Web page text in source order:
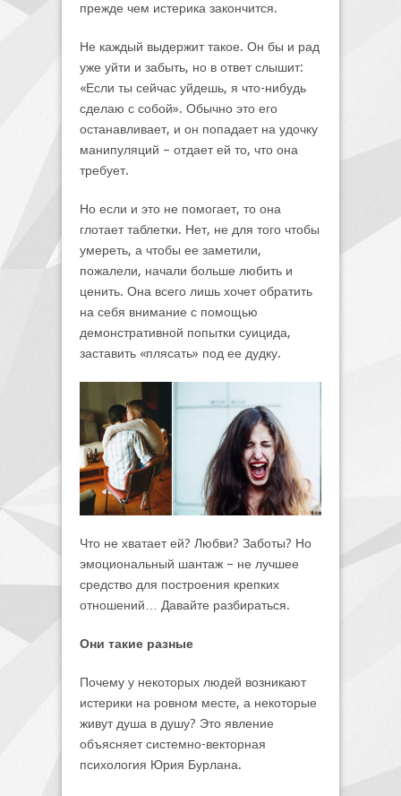
прежде чем истерика закончится.
Не каждый выдержит такое. Он бы и рад
уже уйти и забыть, но в ответ слышит:
«Если ты сейчас уйдешь, я что-нибудь
сделаю с собой». Обычно это его
останавливает, и он попадает на удочку
манипуляций – отдает ей то, что она
требует.
Но если и это не помогает, то она
глотает таблетки. Нет, не для того чтобы
умереть, а чтобы ее заметили,
пожалели, начали больше любить и
ценить. Она всего лишь хочет обратить
на себя внимание с помощью
демонстративной попытки суицида,
заставить «плясать» под ее дудку.
Что не хватает ей? Любви? Заботы? Но
эмоциональный шантаж – не лучшее
средство для построения крепких
отношений… Давайте разбираться.
Они такие разные
Почему у некоторых людей возникают
истерики на ровном месте, а некоторые
живут душа в душу? Это явление
объясняет системно-векторная
психология Юрия Бурлана.